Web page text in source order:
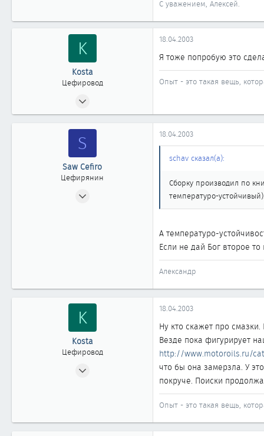
С уважением, Алексей.
K
Kosta
Цефировод
653
18.04.2003
Я тоже попробую это
Опыт - это такая вещь,
S
Saw Cefiro
Цефирянин
18.04.2003
schav сказал(а):
Сборку производил по
температуро-
А температуро-
Если не дай Бог второе
Александр
K
Kosta
Цефировод
Новосибирск
18.04.2003
Ну кто скажет про
Везде пока фигурирует
http://www.motoroils.ru/
что бы она замерзла. У
покруче. Поиски
Опыт - это такая вещь,